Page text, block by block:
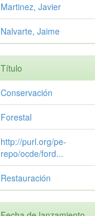
Martinez, Javier
Nalvarte, Jaime
Título
Conservación
Forestal
http://purl.org/pe-
repo/ocde/ford...
Restauración